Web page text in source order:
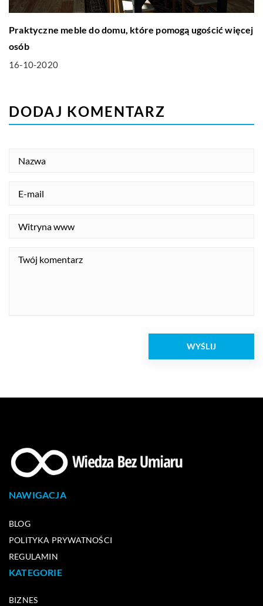
Praktyczne meble do domu, które pomogą ugościć więcej
osób
16-10-2020
DODAJ KOMENTARZ
NAWIGACJA
BLOG
POLITYKA PRYWATNOŚCI
REGULAMIN
KATEGORIE
BIZNES